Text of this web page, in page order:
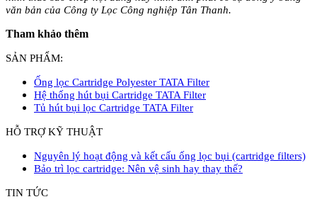
văn bản của Công ty Lọc Công nghiệp Tân Thanh.
Tham khảo thêm
SẢN PHẨM:
Ống lọc Cartridge Polyester TATA Filter
Hệ thống hút bụi Cartridge TATA Filter
Tủ hút bụi lọc Cartridge TATA Filter
HỖ TRỢ KỸ THUẬT
Nguyên lý hoạt động và kết cấu ống lọc bụi (cartridge filters)
Bảo trì lọc cartridge: Nên vệ sinh hay thay thế?
TIN TỨC